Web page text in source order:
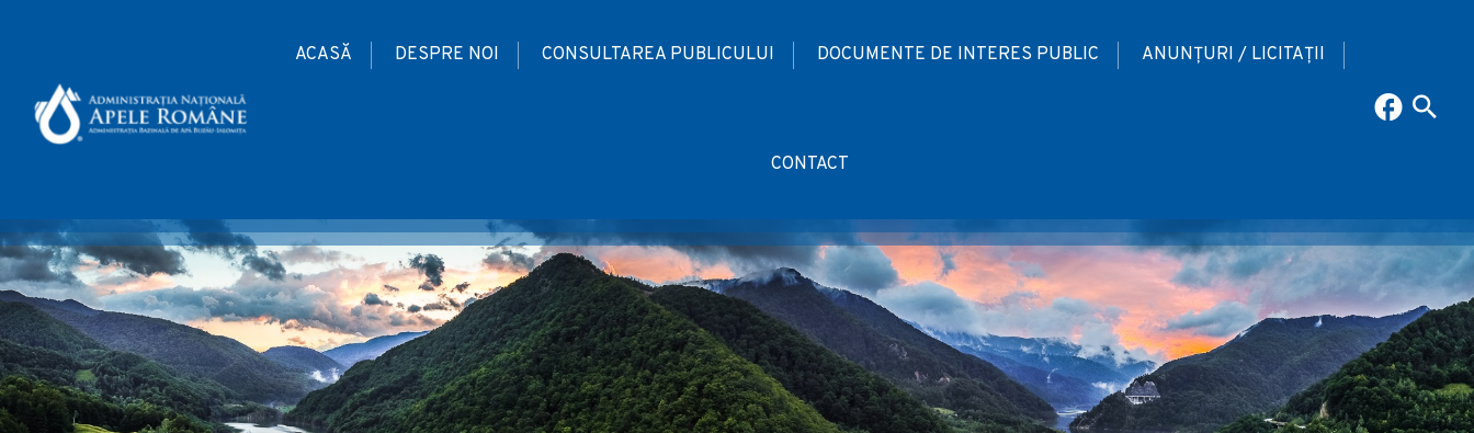
ACASĂ DESPRE NOI CONSULTAREA PUBLICULUI DOCUMENTE DE INTERES PUBLIC ANUNȚURI / LICITAȚII
CONTACT